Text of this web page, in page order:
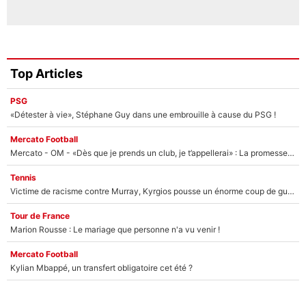
Top Articles
PSG
«Détester à vie», Stéphane Guy dans une embrouille à cause du PSG !
Mercato Football
Mercato - OM - «Dès que je prends un club, je t’appellerai» : La promesse de Marcelino au moment de claquer la porte
Tennis
Victime de racisme contre Murray, Kyrgios pousse un énorme coup de gueule !
Tour de France
Marion Rousse : Le mariage que personne n'a vu venir !
Mercato Football
Kylian Mbappé, un transfert obligatoire cet été ?